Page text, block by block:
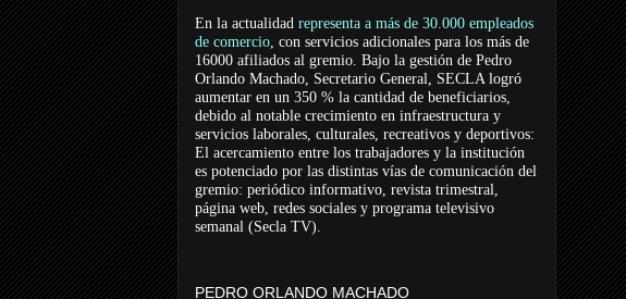
En la actualidad representa a más de 30.000 empleados
de comercio, con servicios adicionales para los más de
16000 afiliados al gremio. Bajo la gestión de Pedro
Orlando Machado, Secretario General, SECLA logró
aumentar en un 350 % la cantidad de beneficiarios,
debido al notable crecimiento en infraestructura y
servicios laborales, culturales, recreativos y deportivos:
El acercamiento entre los trabajadores y la institución
es potenciado por las distintas vías de comunicación del
gremio: periódico informativo, revista trimestral,
página web, redes sociales y programa televisivo
semanal (Secla TV).
PEDRO ORLANDO MACHADO